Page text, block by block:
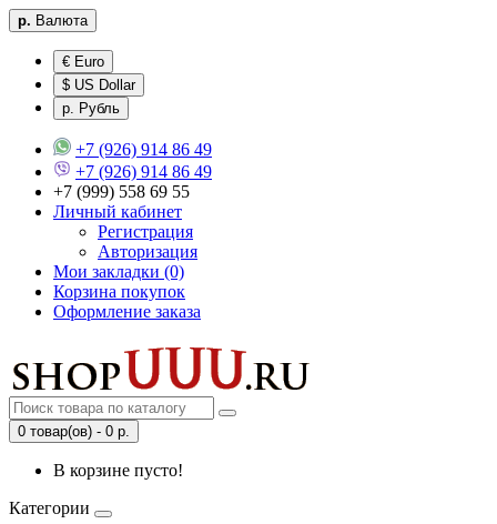
р. Валюта
€ Euro
$ US Dollar
р. Рубль
+7 (926) 914 86 49
+7 (926) 914 86 49
+7 (999) 558 69 55
Личный кабинет
Регистрация
Авторизация
Мои закладки (0)
Корзина покупок
Оформление заказа
0 товар(ов) - 0 р.
В корзине пусто!
Категории